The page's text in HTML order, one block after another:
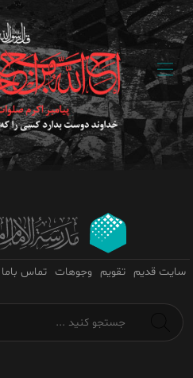
سایت قدیم تقویم وجوهات تماس باما